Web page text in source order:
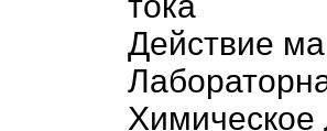
Действие
Химическое